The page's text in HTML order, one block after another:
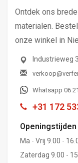
Ontdek ons
materialen.
onze winkel in
Industrieweg
Whatsapp 06
+31 172
Ma - Vrij 9.00 -
Zaterdag 9.00 -